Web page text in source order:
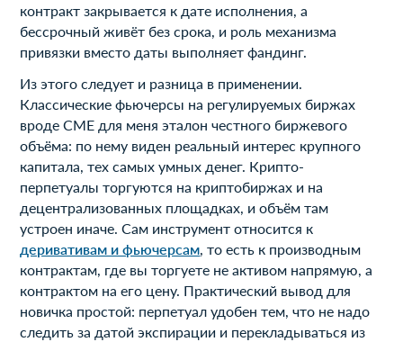
контракт закрывается к дате исполнения, а
бессрочный живёт без срока, и роль механизма
привязки вместо даты выполняет фандинг.
Из этого следует и разница в применении.
Классические фьючерсы на регулируемых биржах
вроде CME для меня эталон честного биржевого
объёма: по нему виден реальный интерес крупного
капитала, тех самых умных денег. Крипто-
перпетуалы торгуются на криптобиржах и на
децентрализованных площадках, и объём там
устроен иначе. Сам инструмент относится к
деривативам и фьючерсам , то есть к производным
контрактам, где вы торгуете не активом напрямую, а
контрактом на его цену. Практический вывод для
новичка простой: перпетуал удобен тем, что не надо
следить за датой экспирации и перекладываться из